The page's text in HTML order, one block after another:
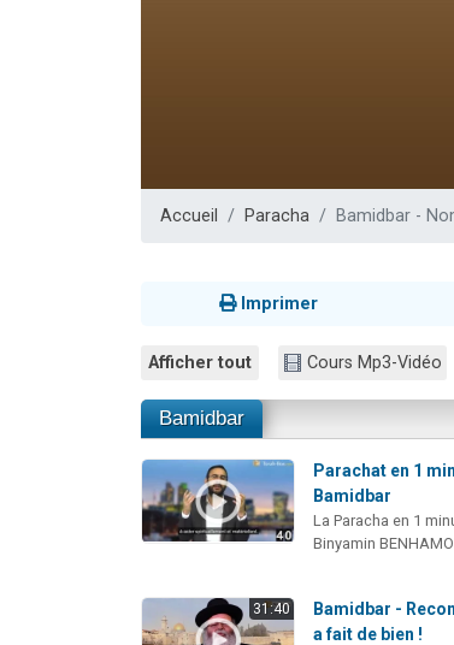
Accueil Paracha Bamidbar -
Imprimer
Afficher tout Cours Mp3-Vidéo
Bamidbar
Parachat en 1
Bamidbar
La Paracha en 1
Binyamin
31:40
Bamidbar -
a fait de bien !